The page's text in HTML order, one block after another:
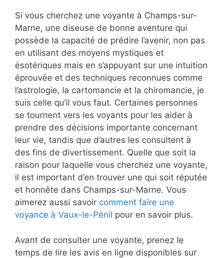
Si vous cherchez une voyante à Champs-sur-
Marne, une diseuse de bonne aventure qui
possède la capacité de prédire l’avenir, non pas
en utilisant des moyens mystiques et
ésotériques mais en s’appuyant sur une intuition
éprouvée et des techniques reconnues comme
l’astrologie, la cartomancie et la chiromancie, je
suis celle qu’il vous faut. Certaines personnes
se tournent vers les voyants pour les aider à
prendre des décisions importante concernant
leur vie, tandis que d’autres les consultent à
des fins de divertissement. Quelle que soit la
raison pour laquelle vous cherchez une voyante,
il est important d’en trouver une qui soit réputée
et honnête dans Champs-sur-Marne. Vous
aimerez aussi savoir comment faire une
voyance à Vaux-le-Pénil pour en savoir plus.
Avant de consulter une voyante, prenez le
temps de lire les avis en ligne disponibles sur